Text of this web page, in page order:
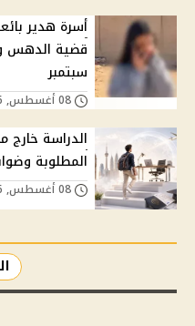
أسرة هدير
سبتمبر
المطلوبة